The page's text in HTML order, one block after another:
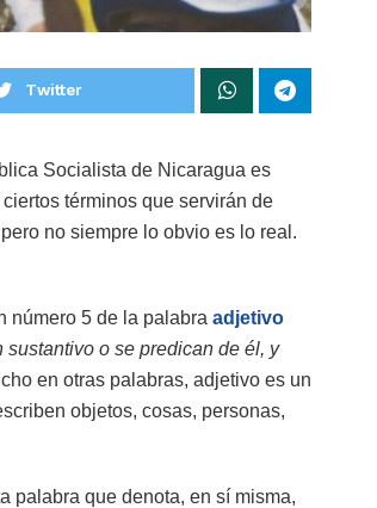
Twitter
Socialista de Nicaragua es
términos que servirán de
no siempre lo obvio es lo real.
número 5 de la palabra adjetivo
o se predican de él, y
en otras palabras, adjetivo es un
objetos, cosas, personas,
palabra que denota, en sí misma,